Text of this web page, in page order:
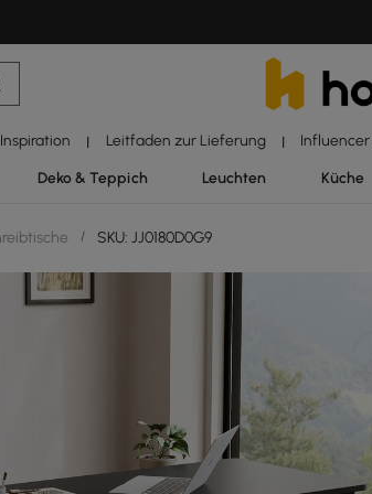
Inspiration | Leitfaden zur Lieferung |
Deko & Teppich Leuchten Küche
/ SKU: JJ0180D0G9